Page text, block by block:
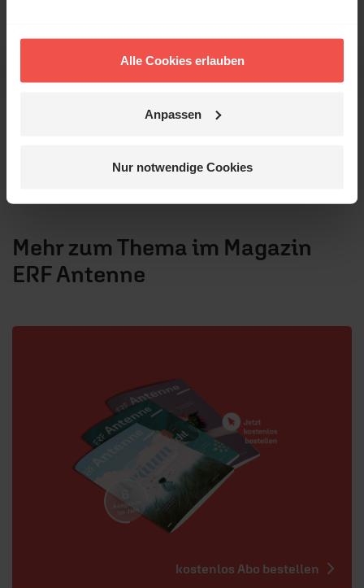
Alle Cookies erlauben
Anpassen
Nur notwendige Cookies
Vorheriges
Mehr zum Thema im Magazin
ERF Antenne
kostenlos Abo bestellen